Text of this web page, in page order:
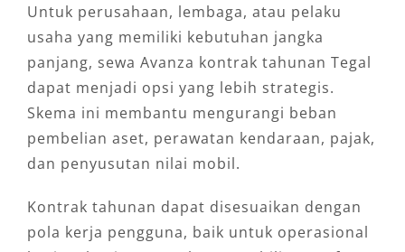
Untuk perusahaan, lembaga, atau pelaku
usaha yang memiliki kebutuhan jangka
panjang, sewa Avanza kontrak tahunan Tegal
dapat menjadi opsi yang lebih strategis.
Skema ini membantu mengurangi beban
pembelian aset, perawatan kendaraan, pajak,
dan penyusutan nilai mobil.
Kontrak tahunan dapat disesuaikan dengan
pola kerja pengguna, baik untuk operasional